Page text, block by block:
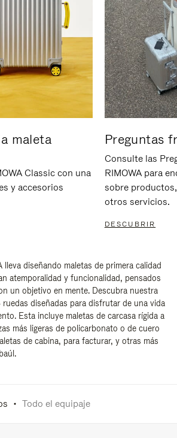
maleta
Classic con una
y accesorios
Preguntas
Consulte las
RIMOWA para
sobre
otros servicios.
DESCUBRIR
lleva diseñando maletas de primera calidad
atemporalidad y funcionalidad, pensados
un objetivo en mente. Descubra nuestra
ruedas diseñadas para disfrutar de una vida
Esta incluye maletas de carcasa rígida a
más ligeras de policarbonato o de cuero
de cabina, para facturar, y otras más
Todo el equipaje